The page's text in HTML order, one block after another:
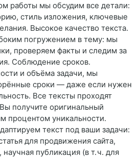
работы мы обсудим все детали:
стиль изложения, ключевые
Высокое качество текста.
погружением в тему: мы
проверяем факты и следим за
Соблюдение сроков.
и объёма задачи, мы
сроки — даже если нужен
Все тексты проходят
получите оригинальный
процентом уникальности.
текст под ваши задачи:
для продвижения сайта,
публикация (в т. ч. для